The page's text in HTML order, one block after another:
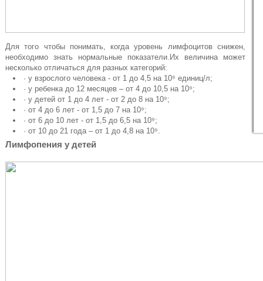
Для того чтобы понимать, когда уровень лимфоцитов снижен,
необходимо знать нормальные показатели.Их величина может
несколько отличаться для разных категорий:
· у взрослого человека - от 1 до 4,5 на 10⁹ единиц/л;
· у ребенка до 12 месяцев – от 4 до 10,5 на 10⁹;
· у детей от 1 до 4 лет - от 2 до 8 на 10⁹;
· от 4 до 6 лет - от 1,5 до 7 на 10⁹;
· от 6 до 10 лет - от 1,5 до 6,5 на 10⁹;
· от 10 до 21 года – от 1 до 4,8 на 10⁹.
Лимфопения у детей